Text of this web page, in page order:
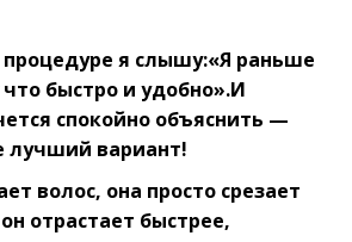
процедуре я слышу:«Я раньше
быстро и удобно».И
спокойно объяснить —
лучший вариант!⠀
волос, она просто срезает
отрастает быстрее,